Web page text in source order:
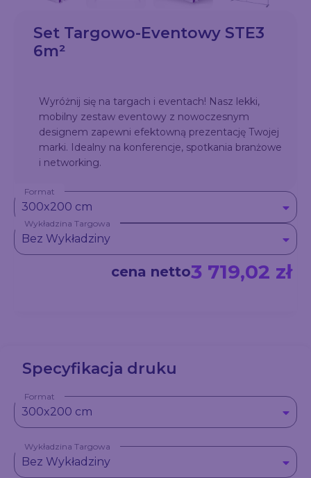
Set Targowo-Eventowy STE3
6m²
Wyróżnij się na targach i eventach! Nasz lekki,
mobilny zestaw eventowy z nowoczesnym
designem zapewni efektowną prezentację Twojej
marki. Idealny na konferencje, spotkania branżowe
i networking.
Zestaw zawiera:
300x230 cm x2
prostokątna
Format
300x200 cm
Wykładzina Targowa
Bez Wykładziny
cena netto3 719,02 zł
Specyfikacja druku
Format
300x200 cm
Wykładzina Targowa
Bez Wykładziny